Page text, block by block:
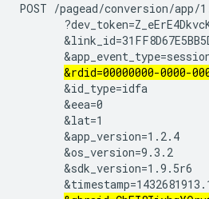
POST /pagead/conversion/app/
&rdid=00000000-0000-
       &id_type=idfa
       &eea=0
       &lat=1
       &app_version=1.2.4
       &os_version=9.3.2
       &sdk_version=1.9.5r6